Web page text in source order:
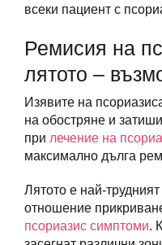
всеки пациент с
Ремисия на
лятото –
Изявите на
на обостряне и
при лечение на
максимално дълга
Лятото е най-
отношение
псориазис симптоми.